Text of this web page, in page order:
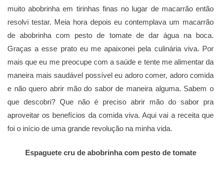
muito abobrinha em tirinhas finas no lugar de macarrão então
resolvi testar. Meia hora depois eu contemplava um macarrão
de abobrinha com pesto de tomate de dar água na boca.
Graças a esse prato eu me apaixonei pela culinária viva. Por
mais que eu me preocupe com a saúde e tente me alimentar da
maneira mais saudável possível eu adoro comer, adoro comida
e não quero abrir mão do sabor de maneira alguma. Sabem o
que descobri? Que não é preciso abrir mão do sabor pra
aproveitar os benefícios da comida viva. Aqui vai a receita que
foi o início de uma grande revolução na minha vida.
Espaguete cru de abobrinha com pesto de tomate